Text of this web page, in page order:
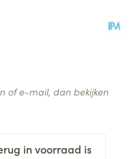
in voorraad is
of e-mail, dan bekijken